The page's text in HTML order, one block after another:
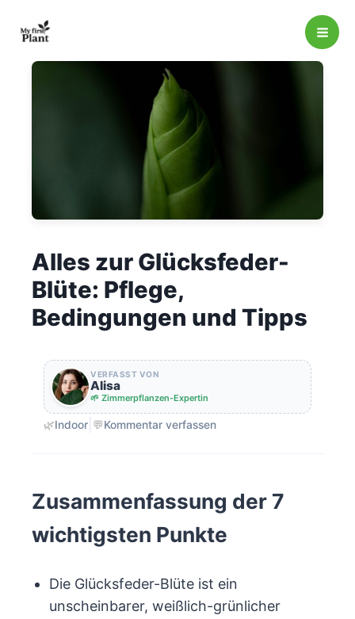
Inhalt
Alles zur Glücksfeder-
Blüte: Pflege,
Bedingungen und Tipps
VERFASST VON
Alisa
🌱 Zimmerpflanzen-Expertin
🌿Indoor 💬Kommentar verfassen
Zusammenfassung der 7
wichtigsten Punkte
Die Glücksfeder-Blüte ist ein
unscheinbarer, weißlich-grünlicher